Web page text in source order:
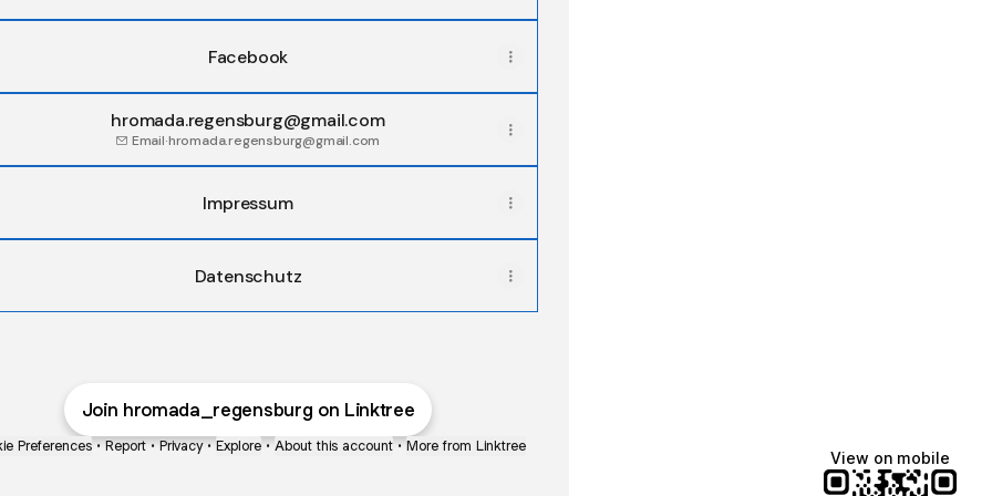
Facebook
hromada.regensburg@gmail.com
Email·hromada.regensburg@gmail.com
Impressum
Datenschutz
Join hromada_regensburg on Linktree
Preferences • Report • Privacy • Explore • About this account • More from Linktree
View on mobile